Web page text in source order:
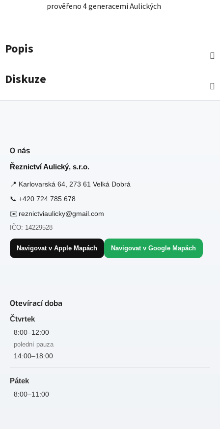
prověřeno 4 generacemi Aulických
Popis
Diskuze
O nás
Řeznictví Aulický, s.r.o.
📍 Karlovarská 64, 273 61 Velká Dobrá
📞 +420 724 785 678
✉️ reznictviaulicky@gmail.com
IČO: 14229528
Navigovat v Apple Mapách Navigovat v Google Mapách
Otevírací doba
Čtvrtek
8:00–12:00
polední pauza
14:00–18:00
Pátek
8:00–11:00